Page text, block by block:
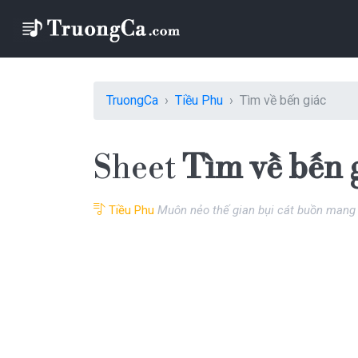
TruongCa Tiều Phu Tìm về bến giác
SheetTìm về bến
Tiều Phu Muôn nẻo thế gian bụi cát buồn